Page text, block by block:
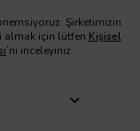
Şirketimizin
almak için lütfen Kişisel
’nı inceleyiniz.